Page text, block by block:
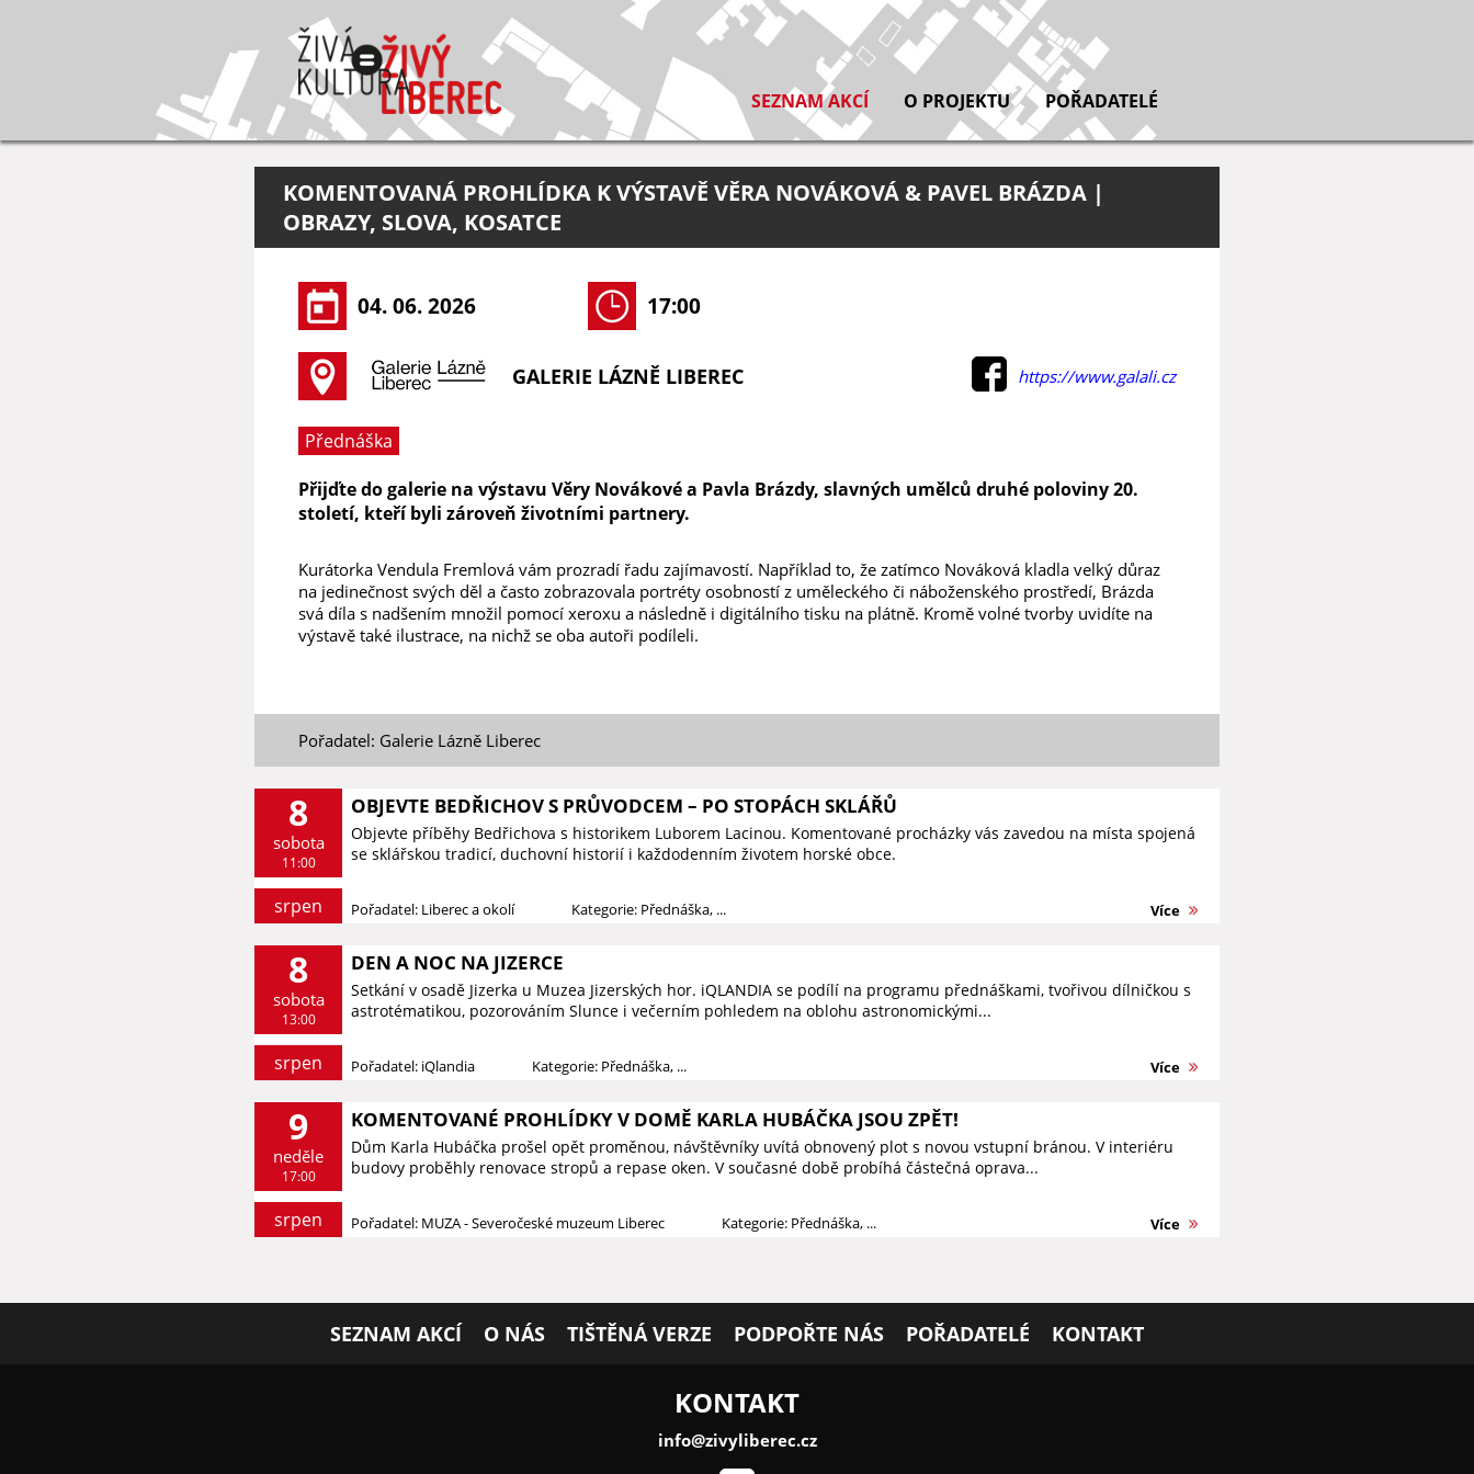
SEZNAM AKCÍ O PROJEKTU POŘADATELÉ
KOMENTOVANÁ PROHLÍDKA K VÝSTAVĚ VĚRA NOVÁKOVÁ & PAVEL BRÁZDA |
OBRAZY, SLOVA, KOSATCE
04. 06. 2026 17:00
GALERIE LÁZNĚ LIBEREC https://www.galali.cz
Přednáška
Přijďte do galerie na výstavu Věry Novákové a Pavla Brázdy, slavných umělců druhé poloviny 20.
století, kteří byli zároveň životními partnery.
Kurátorka Vendula Fremlová vám prozradí řadu zajímavostí. Například to, že zatímco Nováková kladla velký důraz
na jedinečnost svých děl a často zobrazovala portréty osobností z uměleckého či náboženského prostředí, Brázda
svá díla s nadšením množil pomocí xeroxu a následně i digitálního tisku na plátně. Kromě volné tvorby uvidíte na
výstavě také ilustrace, na nichž se oba autoři podíleli.
Pořadatel: Galerie Lázně Liberec
8
sobota
11:00
srpen
OBJEVTE BEDŘICHOV S PRŮVODCEM – PO STOPÁCH SKLÁŘŮ
Objevte příběhy Bedřichova s historikem Luborem Lacinou. Komentované procházky vás zavedou na místa spojená
se sklářskou tradicí, duchovní historií i každodenním životem horské obce.
Pořadatel: Liberec a okolí Kategorie: Přednáška, ... Více
8
sobota
13:00
srpen
DEN A NOC NA JIZERCE
Setkání v osadě Jizerka u Muzea Jizerských hor. iQLANDIA se podílí na programu přednáškami, tvořivou dílničkou s
astrotématikou, pozorováním Slunce i večerním pohledem na oblohu astronomickými...
Pořadatel: iQlandia Kategorie: Přednáška, ... Více
9
neděle
17:00
srpen
KOMENTOVANÉ PROHLÍDKY V DOMĚ KARLA HUBÁČKA JSOU ZPĚT!
Dům Karla Hubáčka prošel opět proměnou, návštěvníky uvítá obnovený plot s novou vstupní bránou. V interiéru
budovy proběhly renovace stropů a repase oken. V současné době probíhá částečná oprava...
Pořadatel: MUZA - Severočeské muzeum Liberec Kategorie: Přednáška, ... Více
SEZNAM AKCÍ O NÁS TIŠTĚNÁ VERZE PODPOŘTE NÁS POŘADATELÉ KONTAKT
KONTAKT
info@zivyliberec.cz